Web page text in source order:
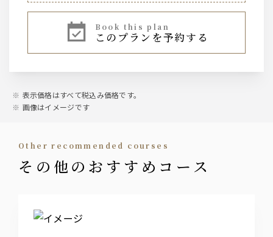
ニックダージリン、アイスティー
※ フリードリンクはグラス交換制、120分のコースでラス
book this plan
このプランを予約する
表示価格はすべて税込み価格です。
画像はイメージです
other recommended courses
その他のおすすめコース